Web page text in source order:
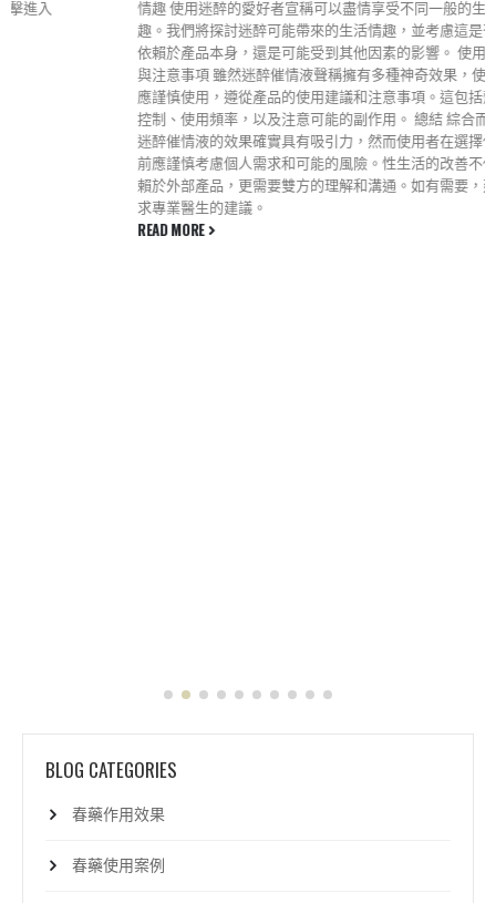
情趣 使用迷醉的愛好者宣稱可以盡情享受不同一般的生活情
趣。我們將探討迷醉可能帶來的生活情趣，並考慮這是否僅僅
依賴於產品本身，還是可能受到其他因素的影響。 使用建議
與注意事項 雖然迷醉催情液聲稱擁有多種神奇效果，使用者
應謹慎使用，遵從產品的使用建議和注意事項。這包括劑量的
控制、使用頻率，以及注意可能的副作用。 總結 綜合而言，
迷醉催情液的效果確實具有吸引力，然而使用者在選擇使用之
前應謹慎考慮個人需求和可能的風險。性生活的改善不僅僅依
賴於外部產品，更需要雙方的理解和溝通。如有需要，建議尋
求專業醫生的建議。
READ MORE
BLOG CATEGORIES
春藥作用效果
春藥使用案例